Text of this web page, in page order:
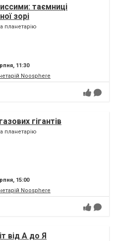
таємниці
зорі
планетарію
11:30
Noosphere
гігантів
планетарію
15:00
Noosphere
від А до Я